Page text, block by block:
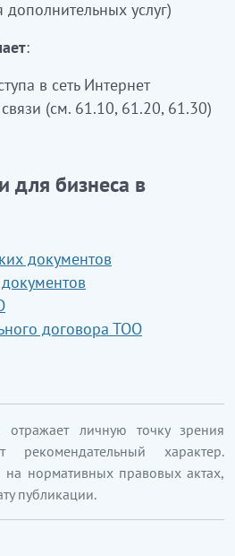
қызметтерді қайта сату
сатып алу
операторлары арқылы
жеткізуді ұсыну
дополнительных услуг)
:
в сеть Интернет
(см. 61.10, 61.20, 61.30)
для бизнеса в
документов
договора ТОО
личную точку зрения
характер.
на нормативных правовых актах,
публикации.